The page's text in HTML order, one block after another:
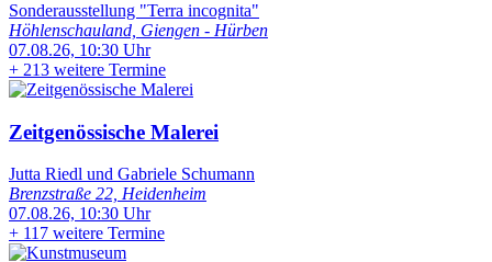
Sonderausstellung "Terra incognita"
Höhlenschauland, Giengen - Hürben
07.08.26, 10:30 Uhr
+ 213 weitere Termine
Zeitgenössische Malerei
Jutta Riedl und Gabriele Schumann
Brenzstraße 22, Heidenheim
07.08.26, 10:30 Uhr
+ 117 weitere Termine